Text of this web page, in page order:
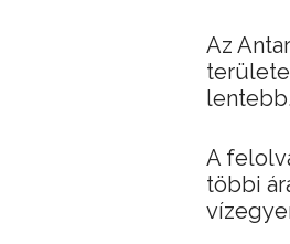
Az
A
többi